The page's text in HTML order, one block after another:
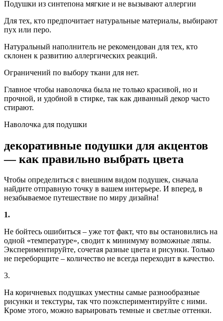
Подушки из синтепона мягкие и не вызывают аллергии
Для тех, кто предпочитает натуральные материалы, выбирают
пух или перо.
Натуральный наполнитель не рекомендован для тех, кто
склонен к развитию аллергических реакций.
Ограничений по выбору ткани для нет.
Главное чтобы наволочка была не только красивой, но и
прочной, и удобной в стирке, так как диванный декор часто
стирают.
Наволочка для подушки
декоративные подушки для акцентов
— как правильно выбрать цвета
Чтобы определиться с внешним видом подушек, сначала
найдите отправную точку в вашем интерьере. И вперед, в
незабываемое путешествие по миру дизайна!
1.
Не бойтесь ошибиться – уже тот факт, что вы остановились на
одной «температуре», сводит к минимуму возможные ляпы.
Экспериментируйте, сочетая разные цвета и рисунки. Только
не переборщите – количество не всегда переходит в качество.
3.
На коричневых подушках уместны самые разнообразные
рисунки и текстуры, так что поэкспериментируйте с ними.
Кроме этого, можно варьировать темные и светлые оттенки.